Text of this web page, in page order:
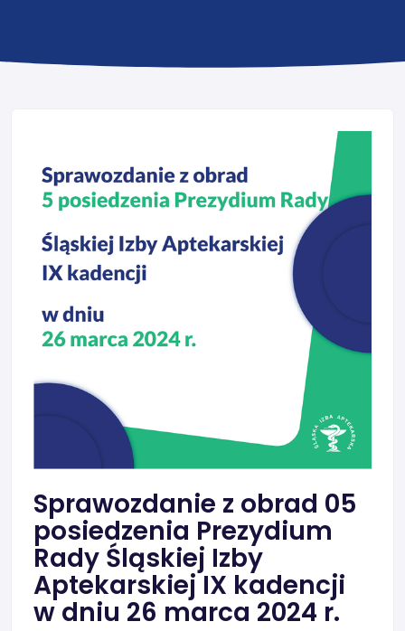
Sprawozdanie z obrad 05
posiedzenia Prezydium
Rady Śląskiej Izby
Aptekarskiej IX kadencji
w dniu 26 marca 2024 r.